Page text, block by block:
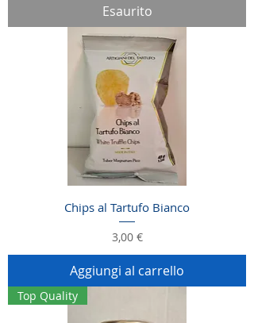
Esaurito
Chips al Tartufo Bianco
Prezzo
3,00 €
Aggiungi al carrello
Top Quality